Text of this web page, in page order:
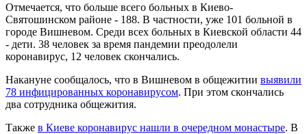
Отмечается, что больше всего больных в Киево-
Святошинском районе - 188. В частности, уже 101 больной в
городе Вишневом. Среди всех больных в Киевской области 44
- дети. 38 человек за время пандемии преодолели
коронавирус, 12 человек скончались.
Накануне сообщалось, что в Вишневом в общежитии выявили
78 инфицированных коронавирусом. При этом скончались
два сотрудника общежития.
Также в Киеве коронавирус нашли в очередном монастыре. В